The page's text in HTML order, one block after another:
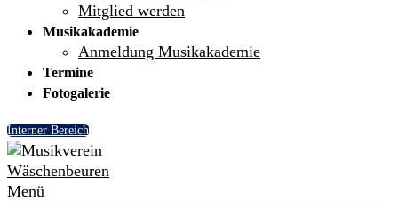
Mitglied werden
Musikakademie
Anmeldung Musikakademie
Termine
Fotogalerie
Interner Bereich
Menü